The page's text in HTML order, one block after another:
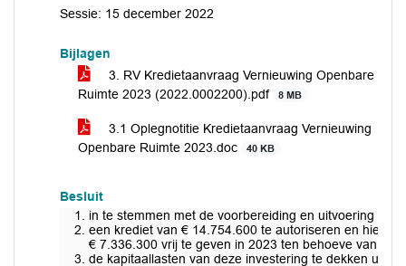
Sessie: 15 december 2022
Bijlagen
3. RV Kredietaanvraag Vernieuwing Openbare
Ruimte 2023 (2022.0002200).pdf
8 MB
3.1 Oplegnotitie Kredietaanvraag Vernieuwing
Openbare Ruimte 2023.doc
40 KB
Besluit
in te stemmen met de voorbereiding en uitvoering
een krediet van € 14.754.600 te autoriseren en hiervan
€ 7.336.300 vrij te geven in 2023 ten behoeve van
de kapitaallasten van deze investering te dekken uit